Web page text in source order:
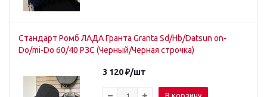
Стандарт Ромб ЛАДА Гранта Granta Sd/Hb/Datsun on-
Do/mi-Do 60/40 РЗС (Черный/Черная строчка)
3 120₽/шт
В корзину